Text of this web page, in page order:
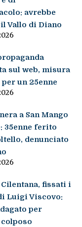
avrebbe
Vallo di Diano
sul web, misura
un 25enne
a San Mango
35enne ferito
denunciato
fissati i
Luigi Viscovo:
per